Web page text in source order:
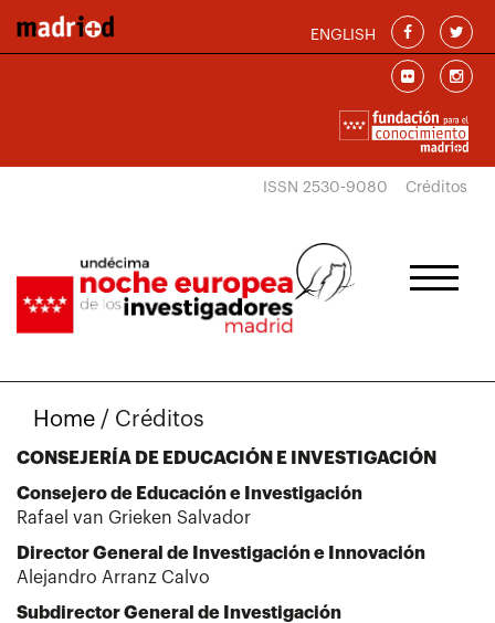
ENGLISH
ISSN 2530-9080 Créditos
Home / Créditos
CONSEJERÍA DE EDUCACIÓN E INVESTIGACIÓN
Consejero de Educación e Investigación
Rafael van Grieken Salvador
Director General de Investigación e Innovación
Alejandro Arranz Calvo
Subdirector General de Investigación